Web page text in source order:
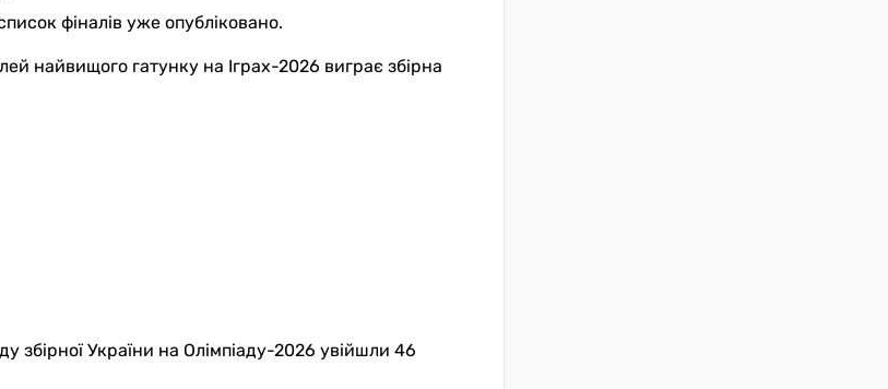
фіналів уже опубліковано.
найвищого гатунку на Іграх-2026 виграє збірна
збірної України на Олімпіаду-2026 увійшли 46